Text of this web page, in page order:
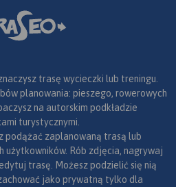
trasę wycieczki lub treningu.
planowania: pieszego, rowerowych
na autorskim podkładzie
turystycznymi.
podążać zaplanowaną trasą lub
użytkowników. Rób zdjęcia, nagrywaj
trasę. Możesz podzielić się nią
jako prywatną tylko dla